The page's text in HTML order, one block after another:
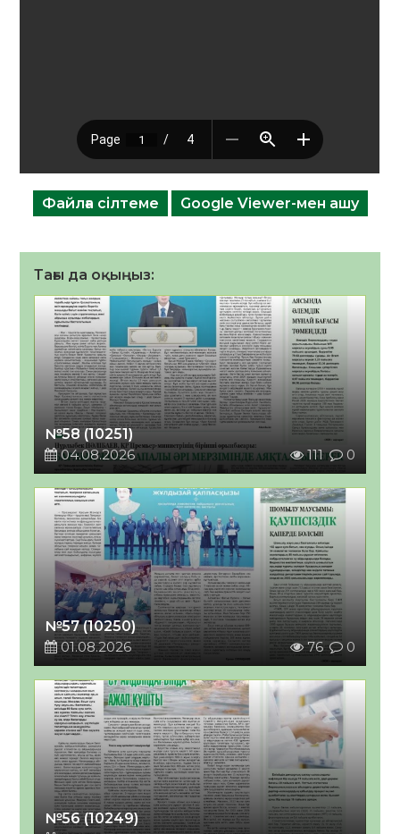
Файлға сілтеме Google Viewer-мен ашу
Тағы да оқыңыз:
№58 (10251)
04.08.2026
111 0
№57 (10250)
01.08.2026
76 0
№56 (10249)